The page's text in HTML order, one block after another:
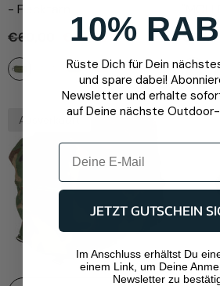
- Flecktarn
€60,00
€42,00
+ 3
Ausverkauft
10%
Rüste Dich für Dein
und spare dabei!
Newsletter und erhalte
auf Deine nächste
JETZT GUTSCHEIN
Im Anschluss erhältst Du
einem Link, um Deine
Newsletter zu